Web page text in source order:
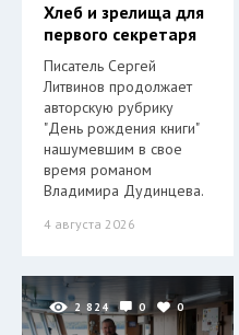
Хлеб и зрелища для
первого секретаря
Писатель Сергей
Литвинов продолжает
авторскую рубрику
"День рождения книги"
нашумевшим в свое
время романом
Владимира Дудинцева.
4 августа 2026
2 824 0 0